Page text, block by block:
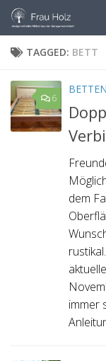
Skip to content
TAGGED: BETT
6
BETTEN
dem
immer